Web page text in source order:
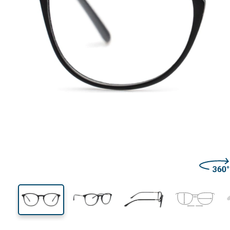
Μήκος σκελετού
43 mm
Ύψος φακού
52 mm
Μήκος φακού